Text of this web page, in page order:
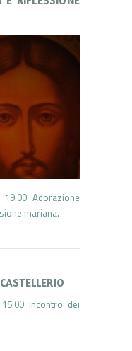
Adorazione
mariana.
incontro dei